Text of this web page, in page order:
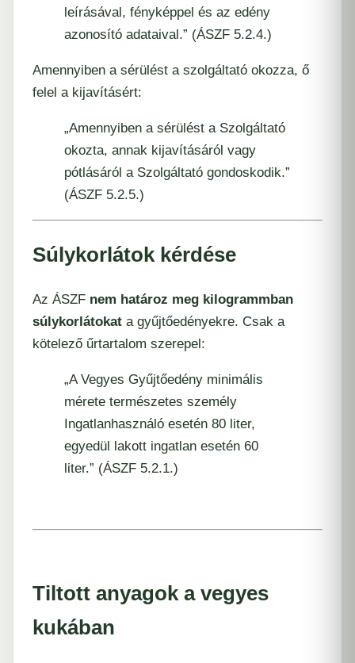
leírásával, fényképpel és az edény
azonosító adataival.” (ÁSZF 5.2.4.)
Amennyiben a sérülést a szolgáltató okozza, ő
felel a kijavításért:
„Amennyiben a sérülést a Szolgáltató
okozta, annak kijavításáról vagy
pótlásáról a Szolgáltató gondoskodik.”
(ÁSZF 5.2.5.)
Súlykorlátok kérdése
Az ÁSZF nem határoz meg kilogrammban
súlykorlátokat a gyűjtőedényekre. Csak a
kötelező űrtartalom szerepel:
„A Vegyes Gyűjtőedény minimális
mérete természetes személy
Ingatlanhasználó esetén 80 liter,
egyedül lakott ingatlan esetén 60
liter.” (ÁSZF 5.2.1.)
Tiltott anyagok a vegyes
kukában